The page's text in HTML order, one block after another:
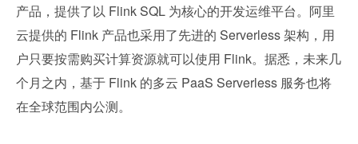
产品，提供了以 Flink SQL 为核心的开发运维平台。阿里
云提供的 Flink 产品也采用了先进的 Serverless 架构，用
户只要按需购买计算资源就可以使用 Flink。据悉，未来几
个月之内，基于 Flink 的多云 PaaS Serverless 服务也将
在全球范围内公测。